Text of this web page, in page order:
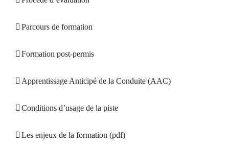
Parcours de formation
Formation post-permis
Apprentissage Anticipé de la Conduite (AAC)
Conditions d’usage de la piste
Les enjeux de la formation (pdf)